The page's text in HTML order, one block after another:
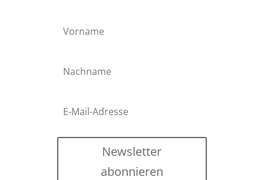
Newsletter
abonnieren